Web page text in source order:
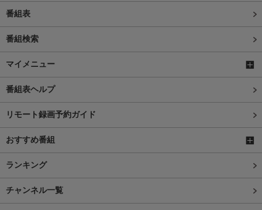
番組表
番組検索
マイメニュー
番組表ヘルプ
リモート録画予約ガイド
おすすめ番組
ランキング
チャンネル一覧